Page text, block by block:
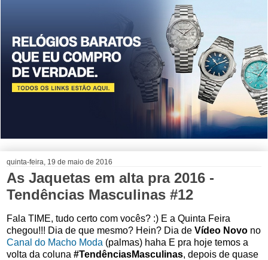
quinta-feira, 19 de maio de 2016
As Jaquetas em alta pra 2016 -
Tendências Masculinas #12
Fala TIME, tudo certo com vocês? :) E a Quinta Feira
chegou!!! Dia de que mesmo? Hein? Dia de Vídeo Novo no
Canal do Macho Moda (palmas) haha E pra hoje temos a
volta da coluna #TendênciasMasculinas, depois de quase